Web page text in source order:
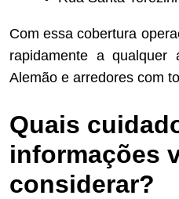
Com essa cobertura
rapidamente a qualquer
Alemão e arredores com
Quais
informações
considerar?